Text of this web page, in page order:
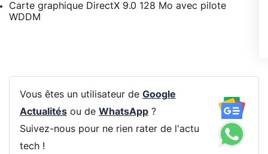
Carte graphique DirectX 9.0 128 Mo avec pilote
WDDM
Vous êtes un utilisateur de Google
Actualitésou de WhatsApp?
Suivez-nous pour ne rien rater de l'actu
tech !